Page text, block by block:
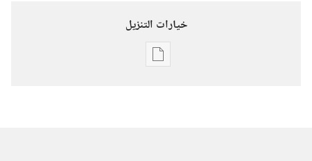
خيارات التنزيل
خيارات